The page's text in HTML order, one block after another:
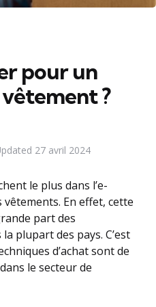
pour un
?
27 avril 2024
le plus dans l’e-
En effet, cette
part des
plupart des pays. C’est
d’achat sont de
le secteur de